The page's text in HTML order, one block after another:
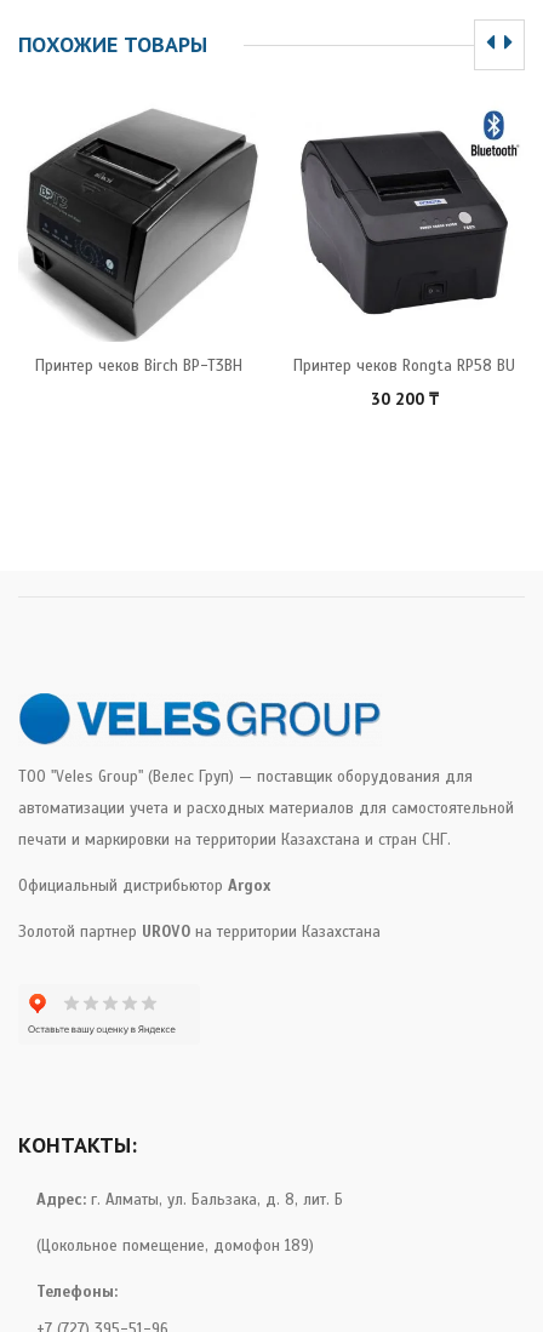
ПОХОЖИЕ ТОВАРЫ
Принтер чеков Birch BP-T3BH Принтер чеков Rongta RP58 BU
30 200 ₸
ТОО "Veles Group" (Велес Груп) — поставщик оборудования для
автоматизации учета и расходных материалов для самостоятельной
печати и маркировки на территории Казахстана и стран СНГ.
Официальный дистрибьютор Argox
Золотой партнер UROVO на территории Казахстана
КОНТАКТЫ:
Адрес: г. Алматы, ул. Бальзака, д. 8, лит. Б
(Цокольное помещение, домофон 189)
Телефоны: